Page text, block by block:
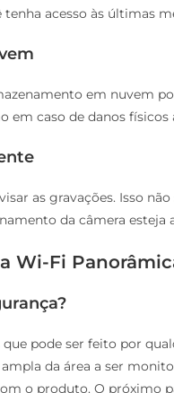
acesso às últimas
em nuvem
em caso de danos físicos
as gravações. Isso
da câmera esteja
Wi-Fi
pode ser feito por
da área a ser
o produto. O próximo